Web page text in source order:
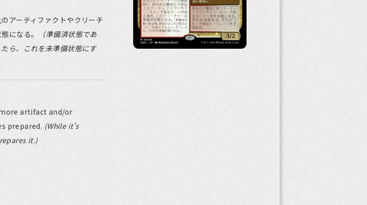
アーティファクトやクリーチ
になる。
（準備済状態であ
ら、これを未準備状態にす
artifact and/or
prepared. (While it's
it.)